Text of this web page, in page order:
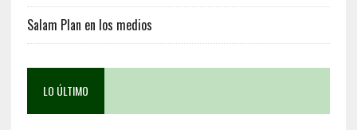
Salam Plan en los medios
LO ÚLTIMO